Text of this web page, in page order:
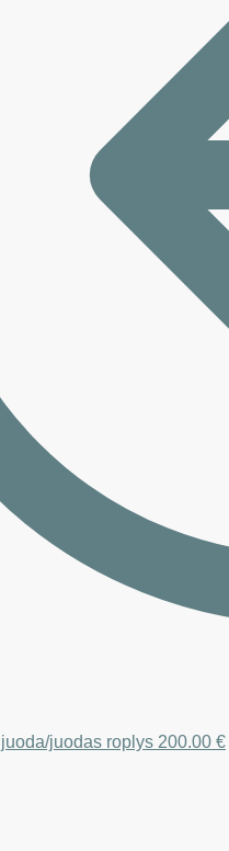
juoda/juodas roplys 200.00 €